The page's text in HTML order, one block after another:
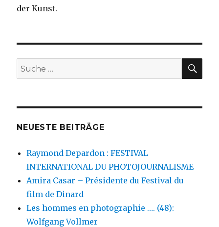
der Kunst.
Suche
nach:
NEUESTE BEITRÄGE
Raymond Depardon : FESTIVAL
INTERNATIONAL DU PHOTOJOURNALISME
Amira Casar – Présidente du Festival du
film de Dinard
Les hommes en photographie …. (48):
Wolfgang Vollmer